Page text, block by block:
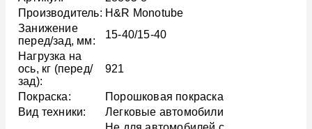
Производитель: H&R Monotube
Занижение
перед/зад, мм:
15-40/15-40
Нагрузка на
ось, кг (перед/
зад):
921
Покраска:
Порошковая покраска
Вид техники:
Легковые автомобили